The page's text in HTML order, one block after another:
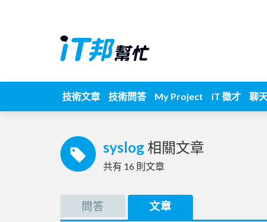
技術文章 技術問答 My Project iT 徵才 聊
syslog 相關文章
共有 16 則文章
問答 文章